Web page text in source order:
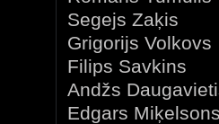
Segejs
Grigorijs
Filips
Andžs
Edgars